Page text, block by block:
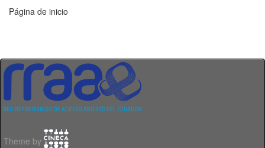
Página de inicio
Theme by